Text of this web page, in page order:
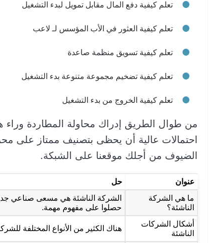
تعلم كيفية دفع المال مقابل تمويل لبدء التشغيل
تعلم كيفية العثور في الأب المؤسس لـ لاعب
تعلم كيفية تسويق منظمة صاعدة
تعلم كيفية تضخيم مجموعة متنوعة بدء التشغيل
تعلم كيفية الخروج من بدء التشغيل
من طوال الطريق إدراك محاولة المطاردة وراء
احتمالات عالية أن يحظى بتصنيف ممتاز على
الضيوف من أجلك موقعنا على الشبكة.
عنوان
حل
ما هي الشركة
الناشئة؟
الشركة الناشئة هي مسعى صناعي
حصلوا على مفهوم مهمة.
أشكال الشركات
الناشئة
هناك الكثير من الأنواع المختلفة